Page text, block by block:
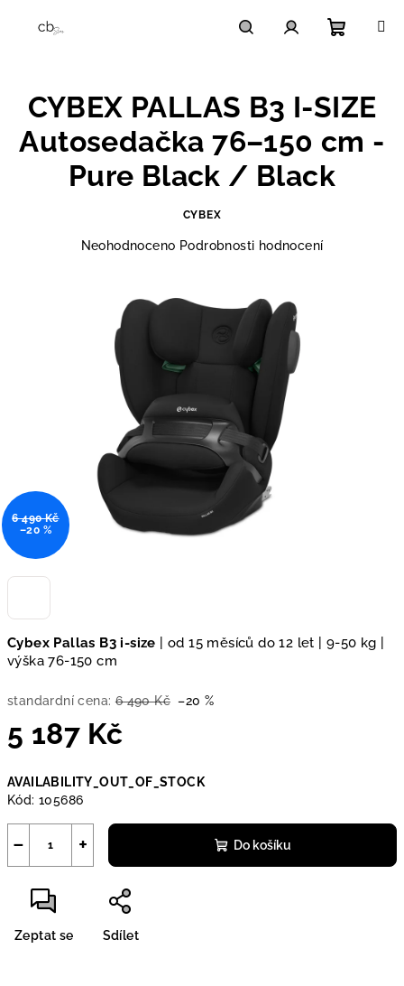
košík
Cybex Pallas B3 i-size | od 15 měsíců do 12 let | 9-50 kg |
výška 76-150 cm
standardní cena: 6 490 Kč –20 %
5 187 Kč
cena:
AVAILABILITY_OUT_OF_STOCK
Kód: 105686
+
− Do košíku
Zeptat se Sdílet
CYBEX PALLAS B3 I-SIZE
Autosedačka 76–150 cm -
Pure Black / Black
CYBEX
Průměrné
hvězdiček.
Neohodnoceno Podrobnosti hodnocení
6 490 Kč
–20 %